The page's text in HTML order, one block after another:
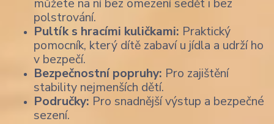
polstrování.
Pultík s hracími kuličkami: Praktický
pomocník, který dítě zabaví u jídla a udrží ho
v bezpečí.
Bezpečnostní popruhy: Pro zajištění
stability nejmenších dětí.
Područky: Pro snadnější výstup a bezpečné
sezení.